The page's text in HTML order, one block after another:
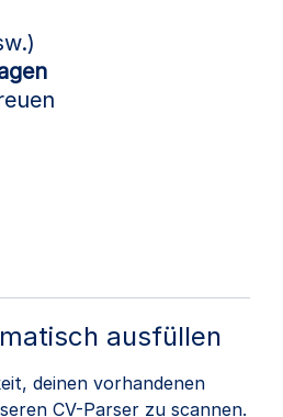
ausfüllen
deinen vorhandenen
CV-Parser zu scannen.